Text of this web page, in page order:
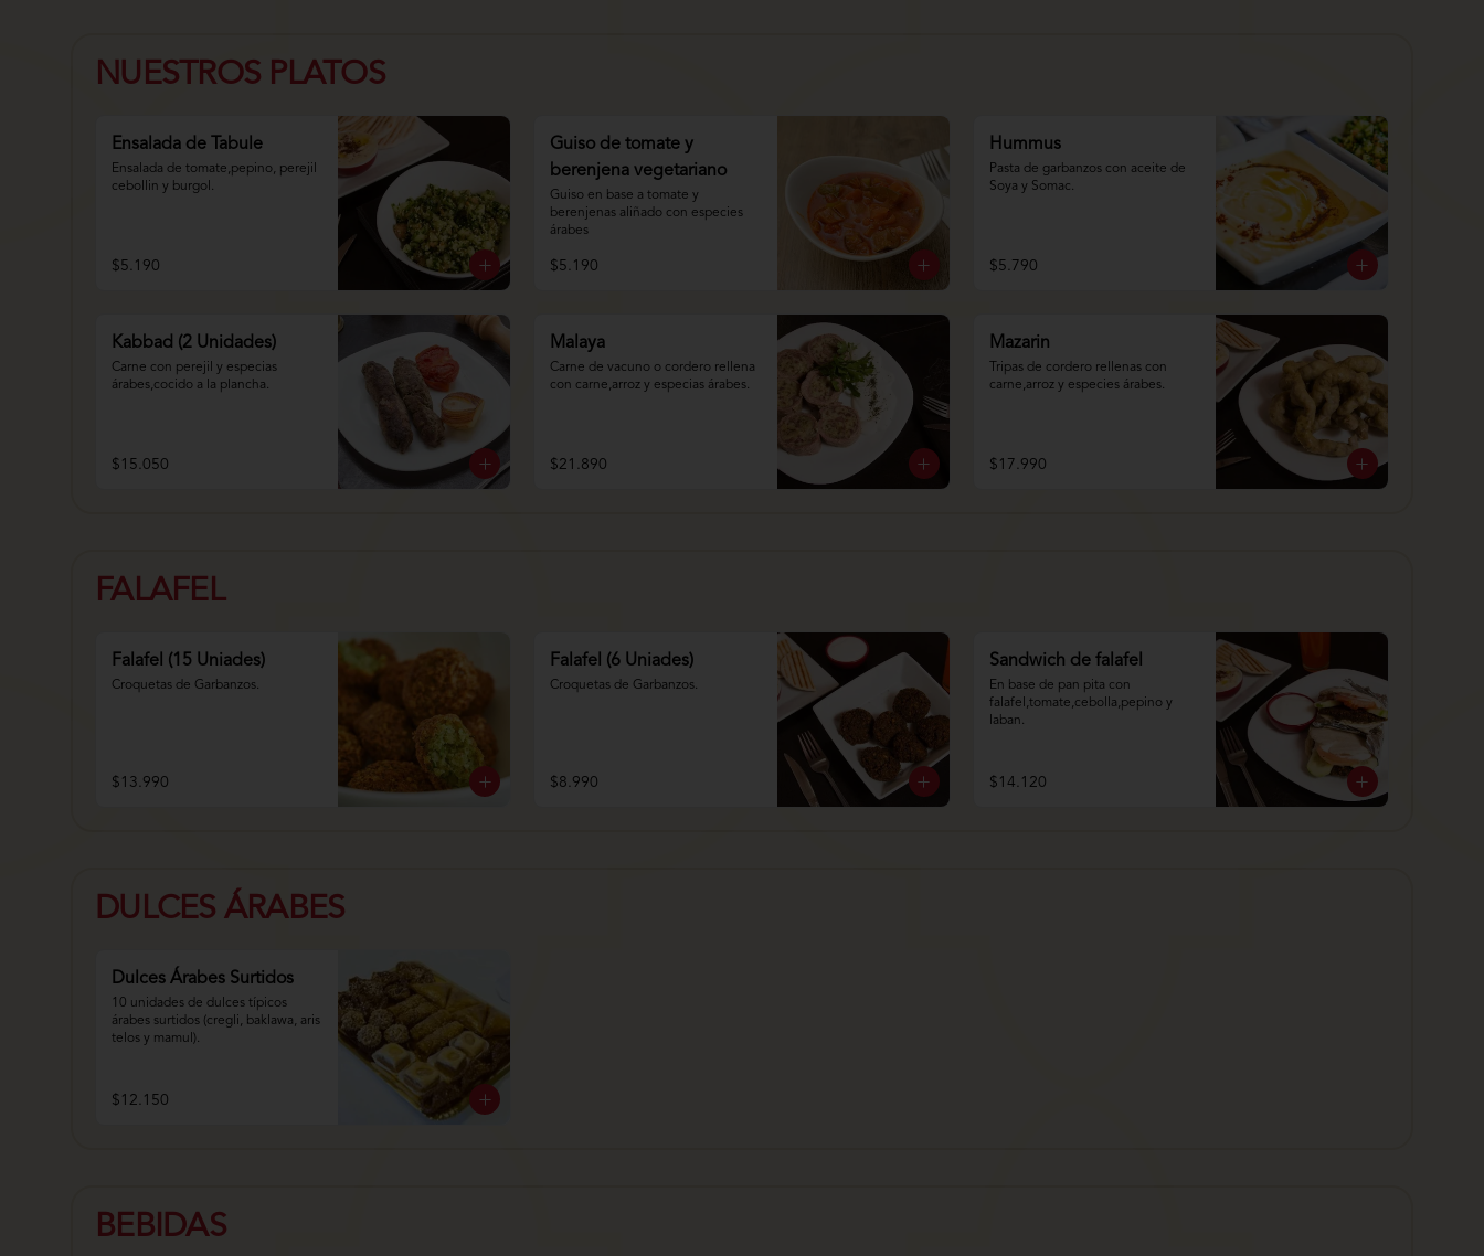
NUESTROS PLATOS
Ensalada de Tabule
Ensalada de tomate,pepino, perejil
cebollin y burgol.
$5.190
Guiso de tomate y
berenjena vegetariano
Guiso en base a tomate y
berenjenas aliñado con especies
árabes
$5.190
Hummus
Pasta de garbanzos con aceite de
Soya y Somac.
$5.790
Kabbad (2 Unidades)
Carne con perejil y especias
árabes,cocido a la plancha.
$15.050
Malaya
Carne de vacuno o cordero rellena
con carne,arroz y especias árabes.
$21.890
Mazarin
Tripas de cordero rellenas con
carne,arroz y especies árabes.
$17.990
FALAFEL
Falafel (15 Uniades)
Croquetas de Garbanzos.
$13.990
Falafel (6 Uniades)
Croquetas de Garbanzos.
$8.990
Sandwich de falafel
En base de pan pita con
falafel,tomate,cebolla,pepino y
laban.
$14.120
DULCES ÁRABES
Dulces Árabes Surtidos
10 unidades de dulces típicos
árabes surtidos (cregli, baklawa, aris
telos y mamul).
$12.150
BEBIDAS